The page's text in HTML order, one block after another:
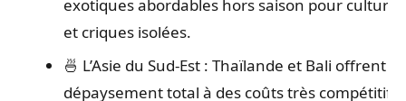
exotiques abordables hors saison pour culture
et criques isolées.
🍜 L’Asie du Sud-Est : Thaïlande et Bali offrent
dépaysement total à des coûts très compétitifs.